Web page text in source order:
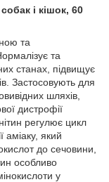
і кішок, 60
та
та
станах, підвищує
Застосовують для
шляхів,
дистрофії
регулює цикл
аміаку, який
до сечовини,
особливо
у